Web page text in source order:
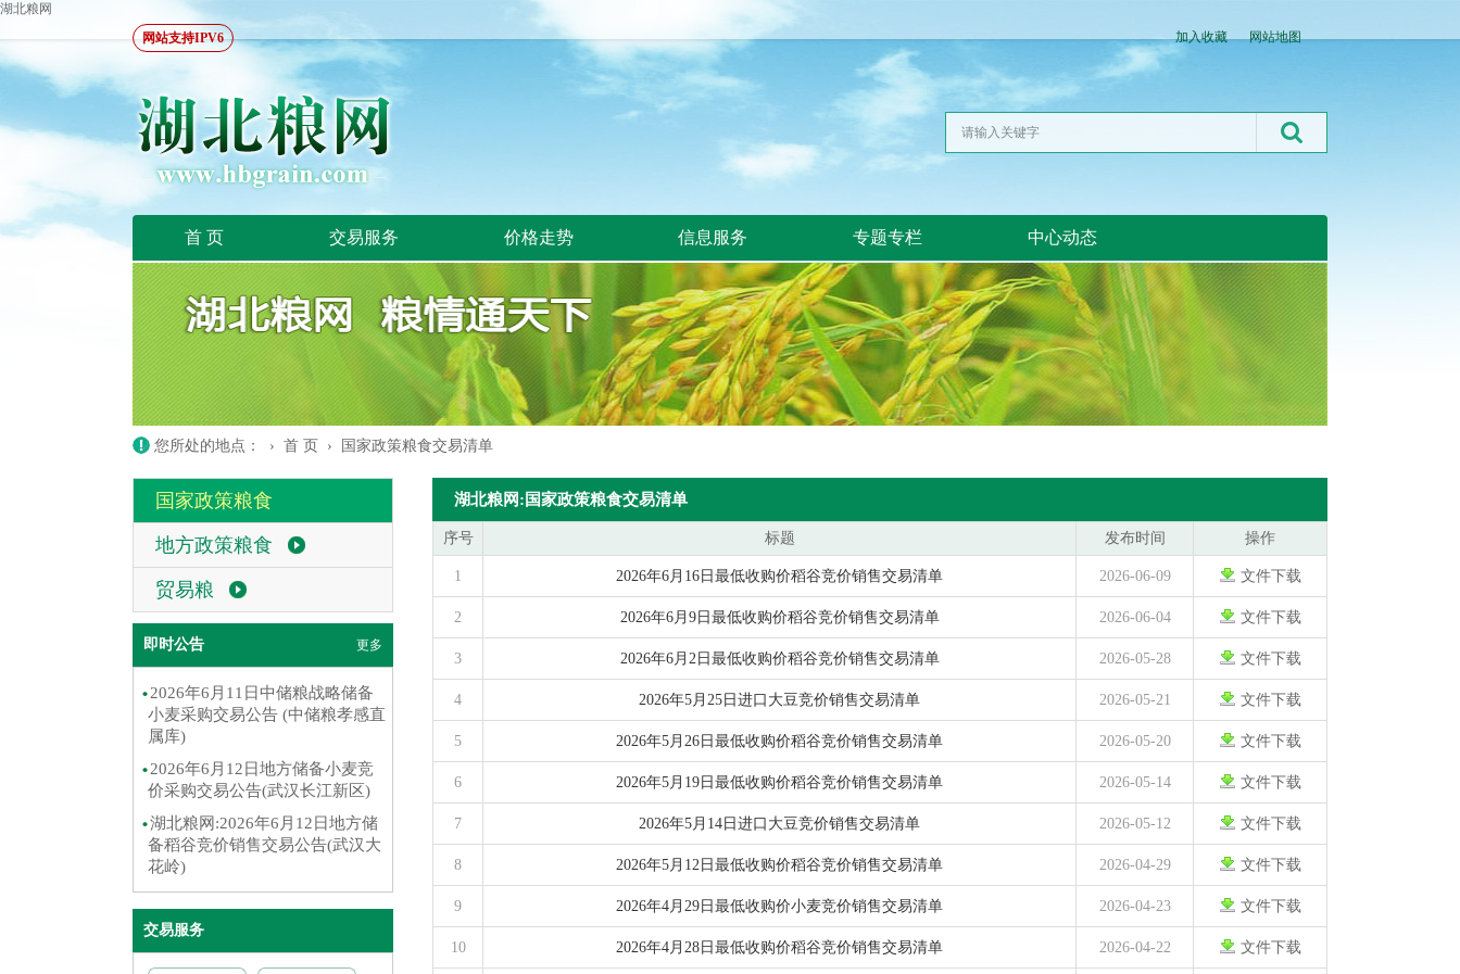
湖北粮网
网站支持IPV6
加入收藏 网站地图
首 页 交易服务 价格走势 信息服务 专题专栏 中心动态
湖北粮网:湖北粮网
您所处的地点： › 首 页 › 国家政策粮食交易清单
国家政策粮食
地方政策粮食
贸易粮
即时公告 更多
2026年6月11日中储粮战略储备
小麦采购交易公告 (中储粮孝感直
属库)
2026年6月12日地方储备小麦竞
价采购交易公告(武汉长江新区)
湖北粮网:2026年6月12日地方储
备稻谷竞价销售交易公告(武汉大
花岭)
交易服务
湖北粮网:国家政策粮食交易清单
序号 标题 发布时间 操作
1 2026年6月16日最低收购价稻谷竞价销售交易清单 2026-06-09 文件下载
2 2026年6月9日最低收购价稻谷竞价销售交易清单 2026-06-04 文件下载
3 2026年6月2日最低收购价稻谷竞价销售交易清单 2026-05-28 文件下载
4 2026年5月25日进口大豆竞价销售交易清单 2026-05-21 文件下载
5 2026年5月26日最低收购价稻谷竞价销售交易清单 2026-05-20 文件下载
6 2026年5月19日最低收购价稻谷竞价销售交易清单 2026-05-14 文件下载
7 2026年5月14日进口大豆竞价销售交易清单 2026-05-12 文件下载
8 2026年5月12日最低收购价稻谷竞价销售交易清单 2026-04-29 文件下载
9 2026年4月29日最低收购价小麦竞价销售交易清单 2026-04-23 文件下载
10 2026年4月28日最低收购价稻谷竞价销售交易清单 2026-04-22 文件下载